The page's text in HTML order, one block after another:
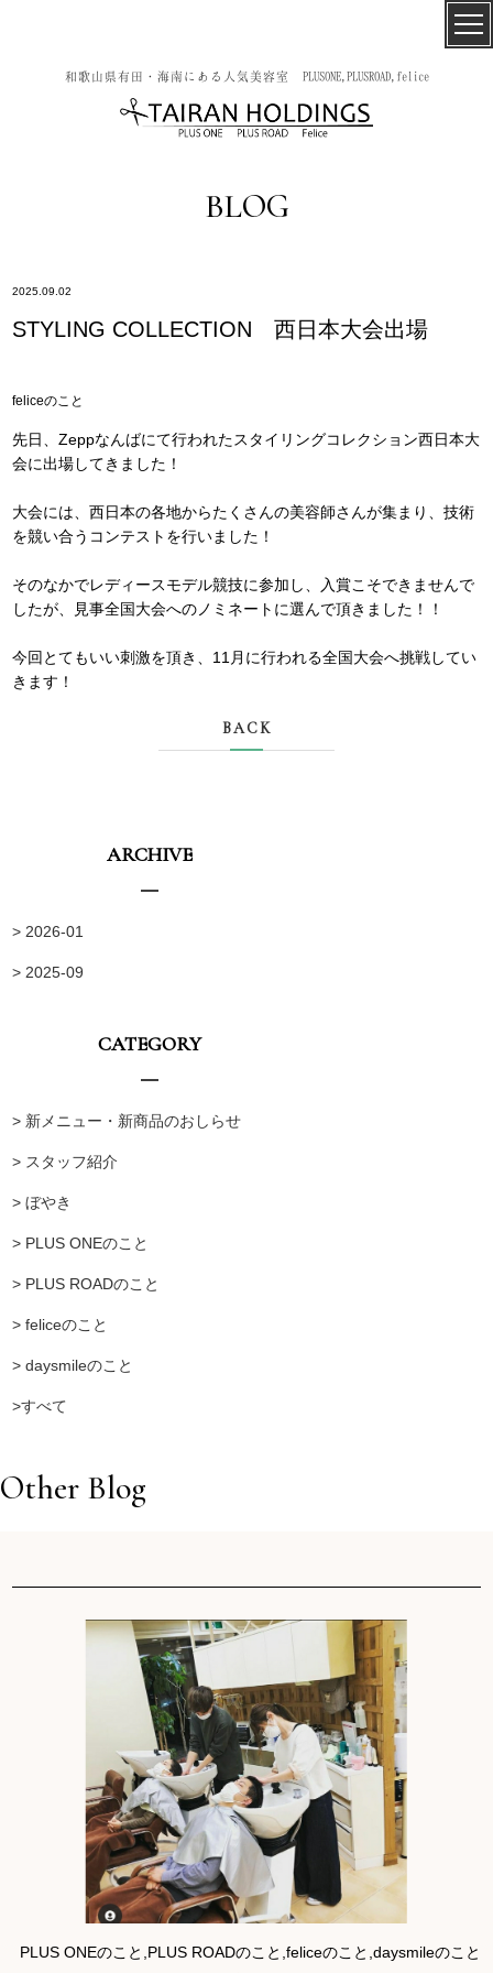
和歌山県有田・海南にある人気美容室 PLUSONE,PLUSROAD,felice
BLOG
2025.09.02
STYLING COLLECTION 西日本大会出場
feliceのこと
先日、Zeppなんばにて行われたスタイリングコレクション西日本大
会に出場してきました！
大会には、西日本の各地からたくさんの美容師さんが集まり、技術
を競い合うコンテストを行いました！
そのなかでレディースモデル競技に参加し、入賞こそできませんで
したが、見事全国大会へのノミネートに選んで頂きました！！
今回とてもいい刺激を頂き、11月に行われる全国大会へ挑戦してい
きます！
BACK
ARCHIVE
> 2026-01
> 2025-09
CATEGORY
> 新メニュー・新商品のおしらせ
> スタッフ紹介
> ぼやき
> PLUS ONEのこと
> PLUS ROADのこと
> feliceのこと
> daysmileのこと
>すべて
Other Blog
PLUS ONEのこと,PLUS ROADのこと,feliceのこと,daysmileのこと